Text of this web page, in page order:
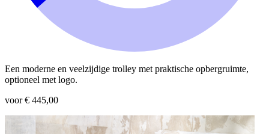
Een moderne en veelzijdige trolley met praktische opbergruimte,
optioneel met logo.
voor € 445,00